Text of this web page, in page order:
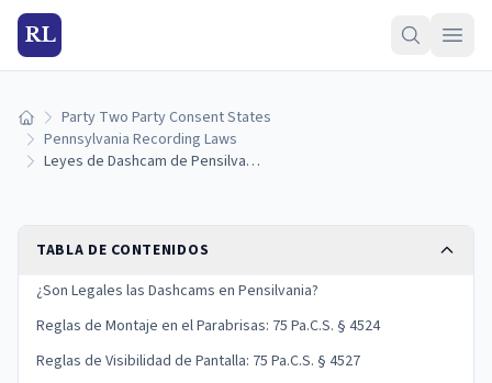
RL
Inicio Party Two Party Consent States
Pennsylvania Recording Laws
Leyes de Dashcam de Pensilvania: Reglas de Montaje, Grabación de Audio y Evidencia (2026)
TABLA DE CONTENIDOS
¿Son Legales las Dashcams en Pensilvania?
Reglas de Montaje en el Parabrisas: 75 Pa.C.S. § 4524
Reglas de Visibilidad de Pantalla: 75 Pa.C.S. § 4527